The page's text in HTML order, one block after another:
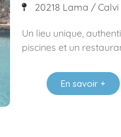
20218 Lama /
Un lieu unique,
piscines et un
En savoir +